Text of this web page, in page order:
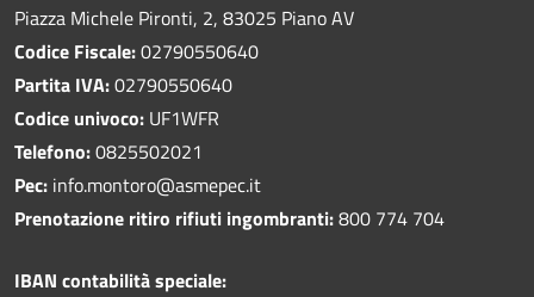
Piazza Michele Pironti, 2, 83025 Piano AV
Codice Fiscale:02790550640
Partita IVA:02790550640
Codice univoco: UF1WFR
Telefono:0825502021
Pec: info.montoro@asmepec.it
Prenotazione ritiro rifiuti ingombranti:800 774 704
IBAN contabilità speciale: